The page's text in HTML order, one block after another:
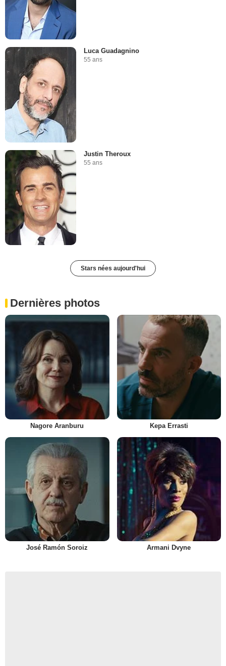
Luca Guadagnino
55 ans
Justin Theroux
55 ans
Stars nées aujourd'hui
Dernières photos
Nagore Aranburu Kepa Errasti
José Ramón Soroiz Armani Dvyne